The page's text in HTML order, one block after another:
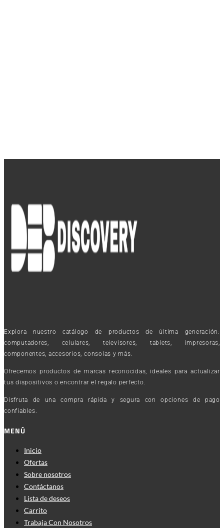
Explora nuestro catálogo de productos de última generación:
computadores, celulares, televisores, tablets, impresoras,
componentes, accesorios, consolas y más.
Ofrecemos productos de marcas reconocidas, ideales para actualizar
tus dispositivos o encontrar el regalo perfecto.
Disfruta de una compra rápida y segura con opciones de pago
confiables.
MENÚ
Inicio
Ofertas
Sobre nosotros
Contáctanos
Lista de deseos
Carrito
Trabaja Con Nosotros